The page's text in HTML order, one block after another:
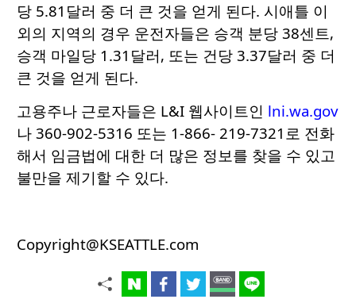
당 5.81달러 중 더 큰 것을 얻게 된다. 시애틀 이
외의 지역의 경우 운전자들은 승객 분당 38센트,
승객 마일당 1.31달러, 또는 건당 3.37달러 중 더
큰 것을 얻게 된다.
고용주나 근로자들은 L&I 웹사이트인 lni.wa.gov
나 360-902-5316 또는 1-866- 219-7321로 전화
해서 임금법에 대한 더 많은 정보를 찾을 수 있고
불만을 제기할 수 있다.
Copyright@KSEATTLE.com